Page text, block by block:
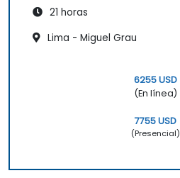
21 horas
Lima - Miguel Grau
6255 USD
(En línea)
7755 USD
(Presencial)